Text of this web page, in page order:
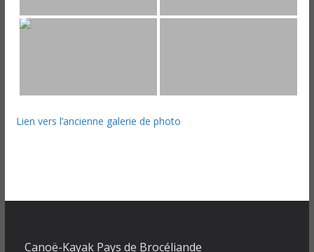
Lien vers l’ancienne galerie de photo
Canoë-Kayak Pays de Brocéliande